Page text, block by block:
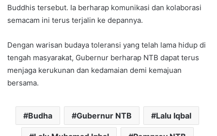
Buddhis tersebut. Ia berharap komunikasi dan kolaborasi
semacam ini terus terjalin ke depannya.
Dengan warisan budaya toleransi yang telah lama hidup di
tengah masyarakat, Gubernur berharap NTB dapat terus
menjaga kerukunan dan kedamaian demi kemajuan
bersama.
Budha Gubernur NTB Lalu Iqbal